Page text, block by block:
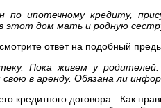
по ипотечному кредиту,
этот дом мать и родную
ответ на подобный
Пока живем у
в аренду. Обязана ли
кредитного договора. Как